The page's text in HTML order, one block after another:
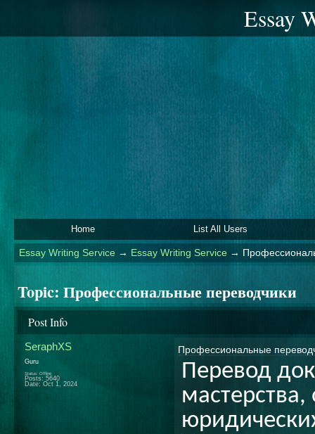
Essay
Home List All Users
Essay Writing Service → Essay Writing Service →
Topic: Профессиональные переводчики
Post Info
SeraphXS
Guru
Status: Offline
Posts: 5640
Date: Oct 1, 2024
Профессиональные
Перевод